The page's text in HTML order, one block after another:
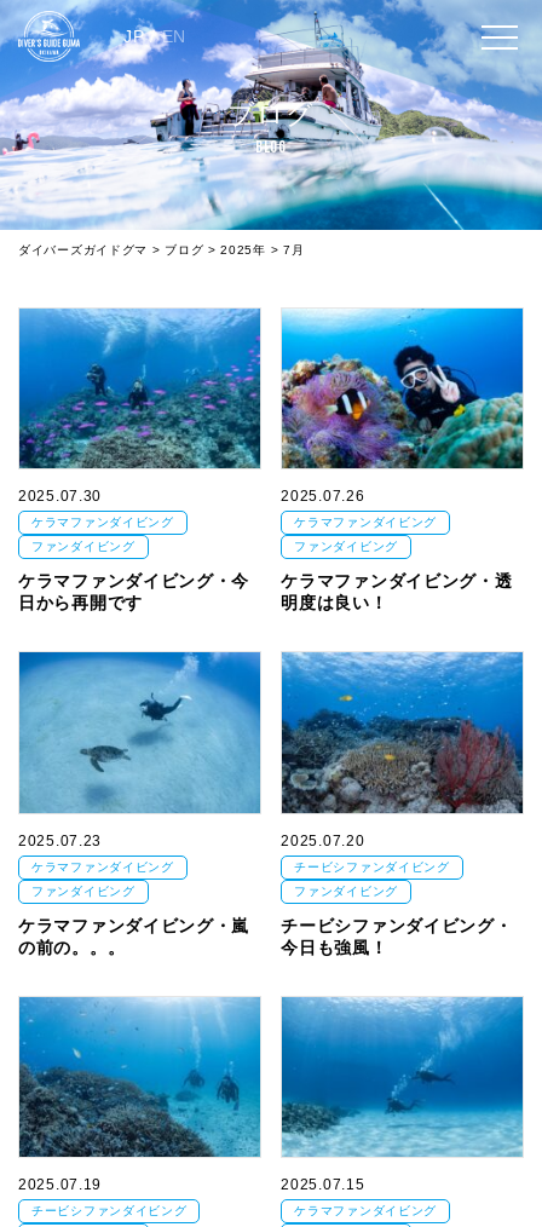
JP/EN
ブログ
BLOG
ダイバーズガイドグマ > ブログ >2025年 > 7月
2025.07.30
ケラマファンダイビング
ファンダイビング
ケラマファンダイビング・今
日から再開です
2025.07.26
ケラマファンダイビング
ファンダイビング
ケラマファンダイビング・透
明度は良い！
2025.07.23
ケラマファンダイビング
ファンダイビング
ケラマファンダイビング・嵐
の前の。。。
2025.07.20
チービシファンダイビング
ファンダイビング
チービシファンダイビング・
今日も強風！
2025.07.19
チービシファンダイビング
2025.07.15
ケラマファンダイビング